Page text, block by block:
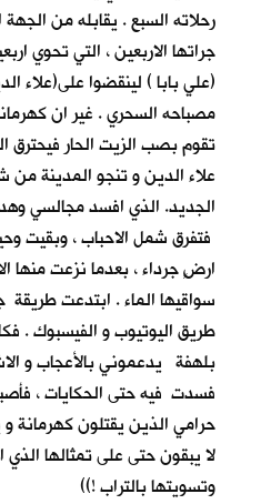
رحلاته السبع . يقابله من
جراتها الاربعين ، التي تحوي
(علي بابا ) لينقضوا على(علاء
مصباحه السحري . غير ان
تقوم بصب الزيت الحار فيحترق
علاء الدين و تنجو المدينة
الجديد. الذي افسد مجالسي
فتفرق شمل الاحباب ، وبقيت
ارضٍ جرداء ، بعدما نزعت منها
سواقيها الماء . ابتدعت
طريق اليوتيوب و الفيسبوك .
بلهفة يدعموني بالأعجاب و
فسدت فيه حتى الحكايات ،
حرامي الذين يقتلون كهرمانة
لا يبقون حتى على تمثالها
وتسويتها بالتراب !))